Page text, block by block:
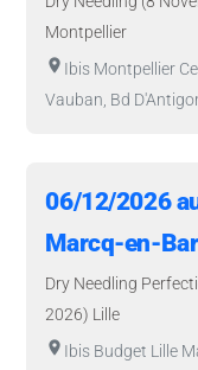
Montpellier
room Ibis Montpellier
Vauban, Bd
06/12/2026
Marcq-en-
Dry Needling
2026) Lille
room Ibis Budget Lille